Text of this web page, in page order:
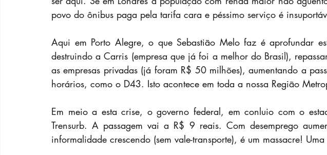
povo do ônibus paga pela tarifa cara e péssimo serviço é
Aqui em Porto Alegre, o que Sebastião Melo faz é aprofundar
destruindo a Carris (empresa que já foi a melhor do Brasil),
as empresas privadas (já foram R$ 50 milhões), aumentando a
horários, como o D43. Isto acontece em toda a nossa Região
Em meio a esta crise, o governo federal, em conluio com o
Trensurb. A passagem vai a R$ 9 reais. Com desemprego
informalidade crescendo (sem vale-transporte), é um massacre! Uma